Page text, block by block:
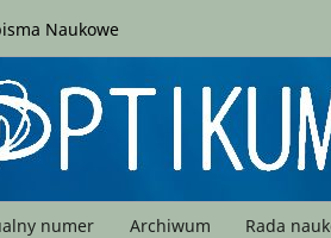
numer Archiwum Rada
Naukowe